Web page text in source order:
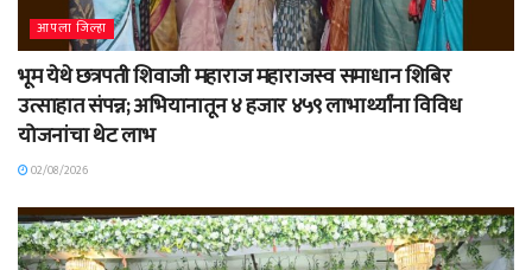
आपला जिल्हा
भूम येथे छत्रपती शिवाजी महाराज महाराजस्व समाधान शिबिर
उत्साहात संपन्न; अभियानातून ४ हजार ४५९ लाभार्थ्यांना विविध
योजनांचा थेट लाभ
02/08/2026